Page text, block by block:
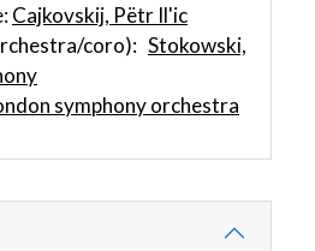
Cajkovskij, Pëtr Il'ic
coro): Stokowski,
symphony orchestra